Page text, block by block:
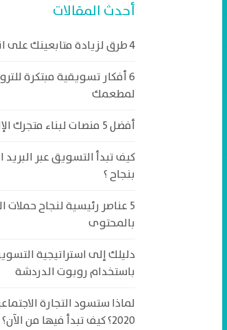
أحدث المقالات
4 طرق لزيادة متابعينك على انستقرام
6 أفكار تسويقية مبتكرة
لمطعمك
أفضل 5 منصات لبناء متجرك الإلكتروني
كيف تبدأ التسويق عبر البريد
بنجاح ؟
5 عناصر رئيسية لنجاح
بالمحتوى
دليلك إلى استراتيجية
باستخدام روبوت الدردشة
لماذا ستسود التجارة
2020؟ كيف تبدأ فيها من الآن؟